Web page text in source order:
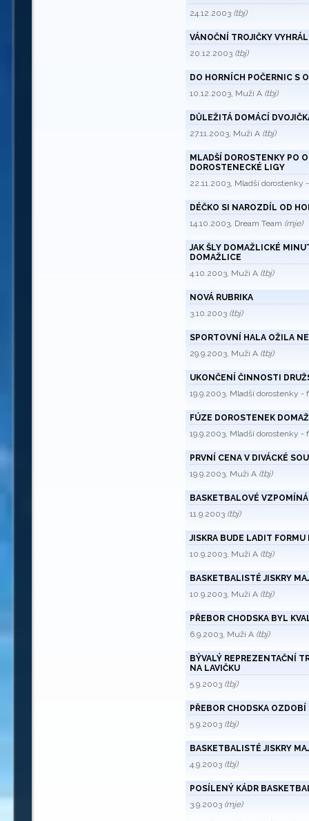
24.12.2003 (tbj)
VÁNOČNÍ TROJIČKY
20.12.2003 (tbj)
DO HORNÍCH POČERNIC S
10.12.2003, Muži A (tbj)
DŮLEŽITÁ DOMÁCÍ
27.11.2003, Muži A (tbj)
MLADŠÍ DOROSTENKY PO
DOROSTENECKÉ LIGY
22.11.2003, Mladší
DÉČKO SI NAROZDÍL OD
14.10.2003, Dream Team (mje)
JAK ŠLY DOMAŽLICKÉ
DOMAŽLICE
4.10.2003, Muži A (tbj)
NOVÁ RUBRIKA
3.10.2003 (tbj)
SPORTOVNÍ HALA OŽILA
29.9.2003, Muži A (tbj)
UKONČENÍ ČINNOSTI
19.9.2003, Mladší dorostenky
FÚZE DOROSTENEK
19.9.2003, Mladší dorostenky
PRVNÍ CENA V DIVÁCKÉ
19.9.2003, Muži A (tbj)
BASKETBALOVÉ
11.9.2003 (tbj)
JISKRA BUDE LADIT FORMU
10.9.2003, Muži A (tbj)
BASKETBALISTÉ JISKRY
10.9.2003, Muži A (tbj)
PŘEBOR CHODSKA BYL
6.9.2003, Muži A (tbj)
BÝVALÝ REPREZENTAČNÍ
NA LAVIČKU
5.9.2003 (tbj)
PŘEBOR CHODSKA
5.9.2003 (tbj)
BASKETBALISTÉ JISKRY
4.9.2003 (tbj)
POSÍLENÝ KÁDR
3.9.2003 (mje)